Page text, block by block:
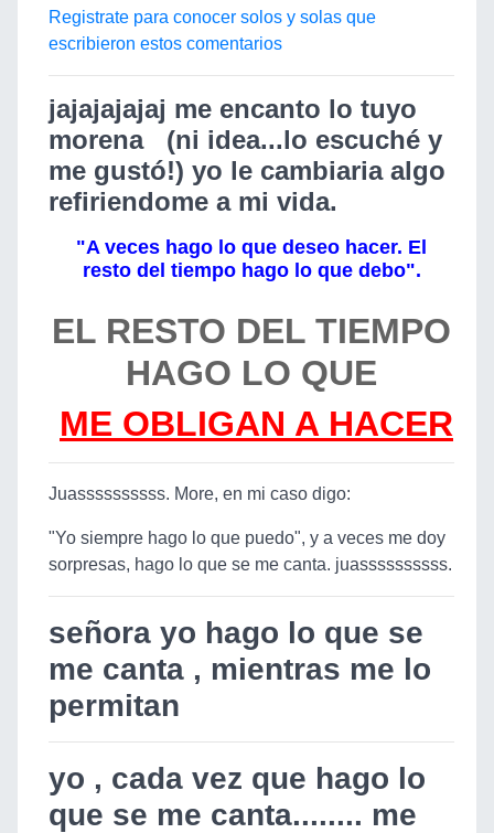
Registrate para conocer solos y solas que
escribieron estos comentarios
jajajajajaj me encanto lo tuyo
morena (ni idea...lo escuché y
me gustó!) yo le cambiaria algo
refiriendome a mi vida.
"A veces hago lo que deseo hacer. El
resto del tiempo hago lo que debo".
EL RESTO DEL TIEMPO
HAGO LO QUE
ME OBLIGAN A HACER
Juassssssssss. More, en mi caso digo:
"Yo siempre hago lo que puedo", y a veces me doy
sorpresas, hago lo que se me canta. juassssssssss.
señora yo hago lo que se
me canta , mientras me lo
permitan
yo , cada vez que hago lo
que se me canta........ me